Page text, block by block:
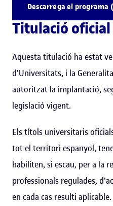
Descarrega el programa
Titulació oficial
Aquesta titulació ha estat
d'Universitats, i la
autoritzat la implantació,
legislació vigent.
Els títols universitaris
tot el territori espanyol,
habiliten, si escau, per a la
professionals regulades,
en cada cas resulti aplicable.